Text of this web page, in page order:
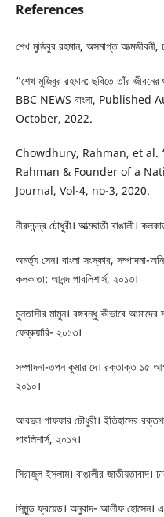
References
শেখ মুজিবুর রহমান, অসমাপ্ত আত্মজীবনী,
“শেখ মুজিবুর রহমান: ছবিতে তাঁর
BBC NEWS বাংলা,
October, 2022.
Chowdhury, Rahman, et
Rahman & Founder of a
Journal, Vol-4, no-3, 2020.
নীরদচন্দ্র চৌধুরী। আত্মঘাতী বাঙালী।
অমর্ত্য সেন। বাংলা সংস্কার, সম্পাদনা-
কলকাতা: আনন্দ পাবলিশার্স, ২০১৩।
মুনতাসীর মামুন। বঙ্গবন্ধু কীভাবে আমাদের
ফেব্রুয়ারি- ২০১৩।
সম্পাদনা-তপন কুমার দে। রক্তাক্ত ১৫
২০১০।
আবদুল গাফফার চৌধুরী। ইতিহাসের
পাবলিশার্স, ২০১৭।
সিরাজুল ইসলাম। বাঙালীর জাতীয়তাবাদ।
সিমুন্ড ফ্রয়েড। অনুবাদ- আলীফ হোসেন।